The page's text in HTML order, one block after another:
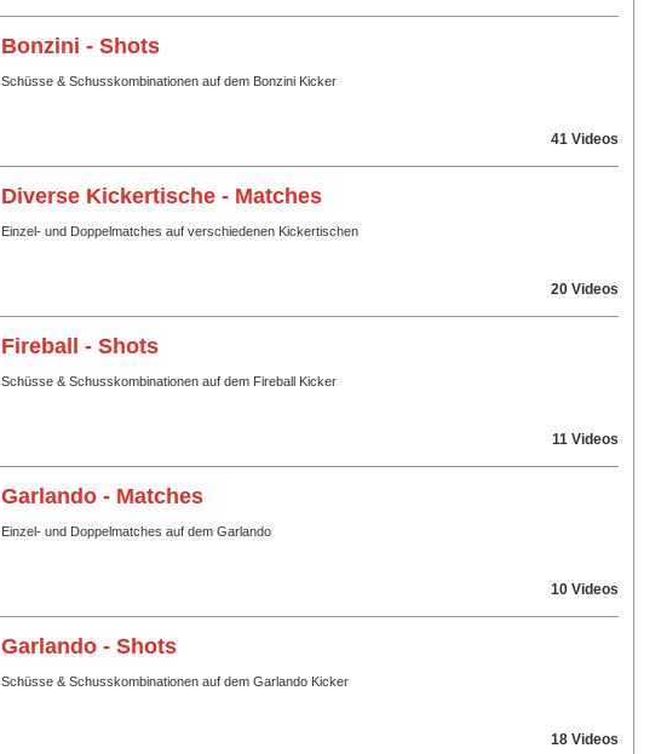
Bonzini - Shots
Schüsse & Schusskombinationen auf dem Bonzini Kicker
41 Videos
Diverse Kickertische - Matches
Einzel- und Doppelmatches auf verschiedenen Kickertischen
20 Videos
Fireball - Shots
Schüsse & Schusskombinationen auf dem Fireball Kicker
11 Videos
Garlando - Matches
Einzel- und Doppelmatches auf dem Garlando
10 Videos
Garlando - Shots
Schüsse & Schusskombinationen auf dem Garlando Kicker
18 Videos